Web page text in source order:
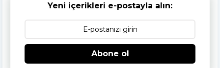
Yeni içerikleri e-postayla alın:
Abone ol